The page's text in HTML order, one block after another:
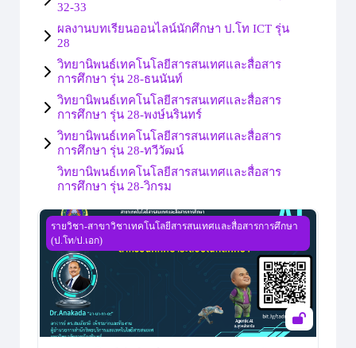
32-33
ผลงานบทเรียนออนไลน์นักศึกษา ป.โท ICT รุ่น
28
วิทยานิพนธ์เทคโนโลยีสารสนเทศและสื่อสาร
การศึกษา รุ่น 28-ธนนันท์
วิทยานิพนธ์เทคโนโลยีสารสนเทศและสื่อสาร
การศึกษา รุ่น 28-พงษ์นรินทร์
วิทยานิพนธ์เทคโนโลยีสารสนเทศและสื่อสาร
การศึกษา รุ่น 28-ทวีวัฒน์
วิทยานิพนธ์เทคโนโลยีสารสนเทศและสื่อสาร
การศึกษา รุ่น 28-วิกรม
AI กับนาโนเลิร์นนิงเพื่อยกระดับสมรรถนะผู้สอน สำหรับนัก
รายวิชา-สาขาวิชาเทคโนโลยีสารสนเทศและสื่อสารการศึกษา
(ป.โท/ป.เอก)